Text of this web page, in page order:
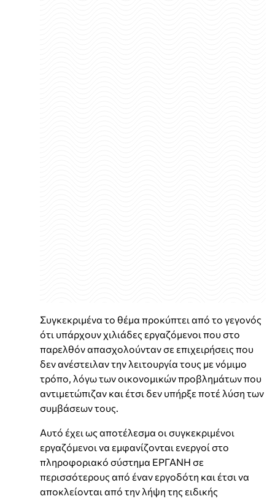
Συγκεκριμένα το θέμα προκύπτει από το γεγονός
ότι υπάρχουν χιλιάδες εργαζόμενοι που στο
παρελθόν απασχολούνταν σε επιχειρήσεις που
δεν ανέστειλαν την λειτουργία τους με νόμιμο
τρόπο, λόγω των οικονομικών προβλημάτων που
αντιμετώπιζαν και έτσι δεν υπήρξε ποτέ λύση των
συμβάσεων τους.
Αυτό έχει ως αποτέλεσμα οι συγκεκριμένοι
εργαζόμενοι να εμφανίζονται ενεργοί στο
πληροφοριακό σύστημα ΕΡΓΑΝΗ σε
περισσότερους από έναν εργοδότη και έτσι να
αποκλείονται από την λήψη της ειδικής